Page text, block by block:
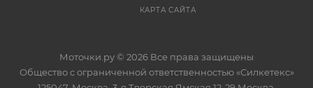
КАРТА САЙТА
Моточки.ру © 2026 Все права защищены
Общество с ограниченной ответственностью «Силкетекс»